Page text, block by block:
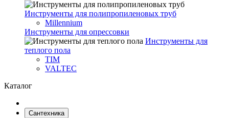
Инструменты для полипропиленовых труб
Millennium
Инструменты для опрессовки
Инструменты для
теплого пола
TIM
VALTEC
Каталог
Сантехника